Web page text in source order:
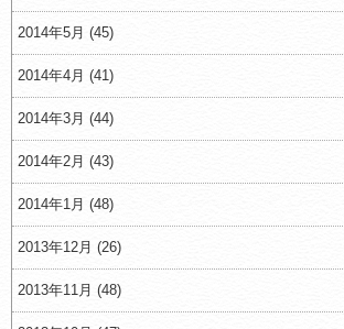
2014年5月 (45)
2014年4月 (41)
2014年3月 (44)
2014年2月 (43)
2014年1月 (48)
2013年12月 (26)
2013年11月 (48)